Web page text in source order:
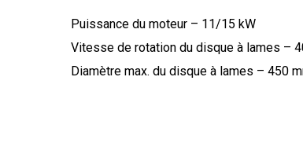
Puissance du moteur – 11/15 kW
Vitesse de rotation du disque à lames –
Diamètre max. du disque à lames – 450